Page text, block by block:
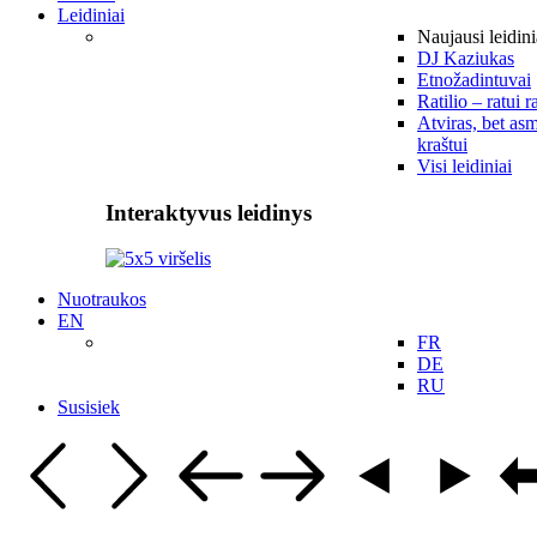
Leidiniai
Naujausi
DJ Kaziukas
Etnožadintuvai
Ratilio – ratui
Atviras, bet
kraštui
Visi leidiniai
Interaktyvus leidinys
Nuotraukos
EN
FR
DE
RU
Susisiek